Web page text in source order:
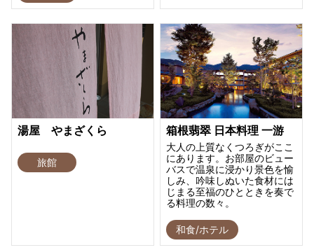
湯屋 やまざくら
旅館
箱根翡翠 日本料理 一游
大人の上質なくつろぎがここ
にあります。お部屋のビュー
バスで温泉に浸かり景色を愉
しみ、吟味しぬいた食材には
じまる至福のひとときを奏で
る料理の数々。
和食/ホテル